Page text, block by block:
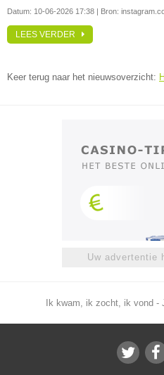
Datum: 10-06-2026 17:38 | Bron:
LEES VERDER
Keer terug naar het nieuwsoverzicht:
Uw advertentie
Ik kwam, ik zocht, ik vond -